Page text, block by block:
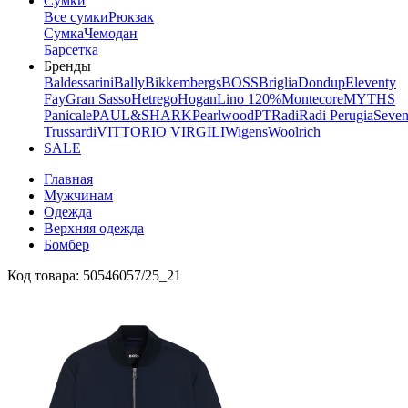
Все сумкиРюкзак
СумкаЧемодан
Барсетка
Бренды
BaldessariniBallyBikkembergsBOSSBrigliaDondupEleventy
FayGran SassoHetregoHoganLino 120%MontecoreMYTHS
PanicalePAUL&SHARKPearlwoodPTRadiRadi Perugia
TrussardiVITTORIO VIRGILIWigensWoolrich
SALE
Главная
Мужчинам
Одежда
Верхняя одежда
Бомбер
Код товара: 50546057/25_21